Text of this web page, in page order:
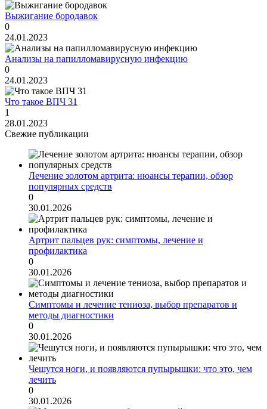
Выжигание бородавок
0
24.01.2023
Анализы на папилломавирусную инфекцию
0
24.01.2023
Что такое ВПЧ 31
1
28.01.2023
Свежие публикации
Лечение золотом артрита: нюансы терапии, обзор
популярных средств
0
30.01.2026
Артрит пальцев рук: симптомы, лечение и
профилактика
0
30.01.2026
Симптомы и лечение тениоза, выбор препаратов и
методы диагностики
0
30.01.2026
Чешутся ноги, и появляются пупырышки: что это, чем
лечить
0
30.01.2026